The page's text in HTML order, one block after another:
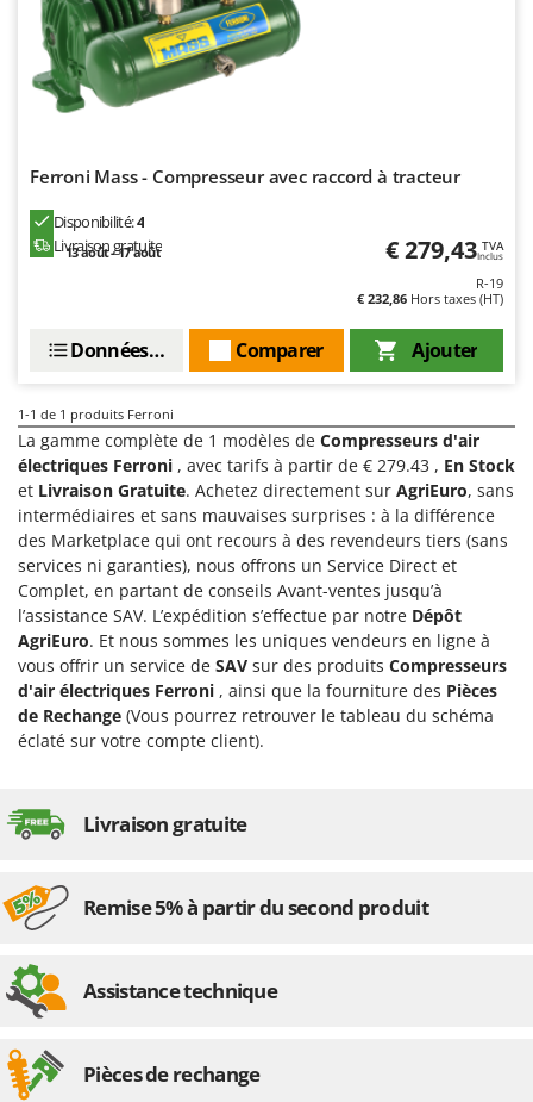
Charrues pour tracteur
Chaudrons électriques pour polenta
Cisailles à gazon à batterie
Compresseurs d'air électriques
Compresseurs pour la récolte des olives et la taille
Coupe-bordures - Trimmers
Couveuses à œufs
Cultivateurs Tiller à ressorts - Extirpateurs
D
Débroussailleuses
Décompacteurs agricoles
Découpeurs plasma
Déplaqueuses de gazon
Désherbeurs thermiques et mécaniques
Déshumidificateurs
Draineuses
E
Échelles en aluminium
Égreneuses à maïs
Éleveuses artificielles pour poussins
Épareuses pour tracteur
Équipements de protection des voies respiratoires
Bahco
Barbieri
Batavia
Bernardi
Bestway
Bissell
Black & Decker
BlackStone
Blue Bird
Bomet
Bosch
Brumi
BullMach
C
C.EL.ME.
Campingaz
Castellari
Char-Broil
Classe
Cofra
Ferroni Mass - Compresseur avec raccord à tracteur
Disponibilité:4
Livraison gratuite
13 août - 17 août € 279,43 TVA
Inclus
R-19
€ 232,86 Hors taxes (HT)
Ajouter
Comparer
Données techniques
1-1 de 1 produits Ferroni
La gamme complète de 1 modèles de Compresseurs d'air
électriques Ferroni , avec tarifs à partir de € 279.43 , En Stock
et Livraison Gratuite. Achetez directement sur AgriEuro, sans
intermédiaires et sans mauvaises surprises : à la différence
des Marketplace qui ont recours à des revendeurs tiers (sans
services ni garanties), nous offrons un Service Direct et
Complet, en partant de conseils Avant-ventes jusqu’à
l’assistance SAV. L’expédition s’effectue par notre Dépôt
AgriEuro. Et nous sommes les uniques vendeurs en ligne à
vous offrir un service de SAV sur des produits Compresseurs
d'air électriques Ferroni , ainsi que la fourniture des Pièces
de Rechange (Vous pourrez retrouver le tableau du schéma
éclaté sur votre compte client).
Livraison gratuite
Remise 5% à partir du second produit
Assistance technique
Pièces de rechange